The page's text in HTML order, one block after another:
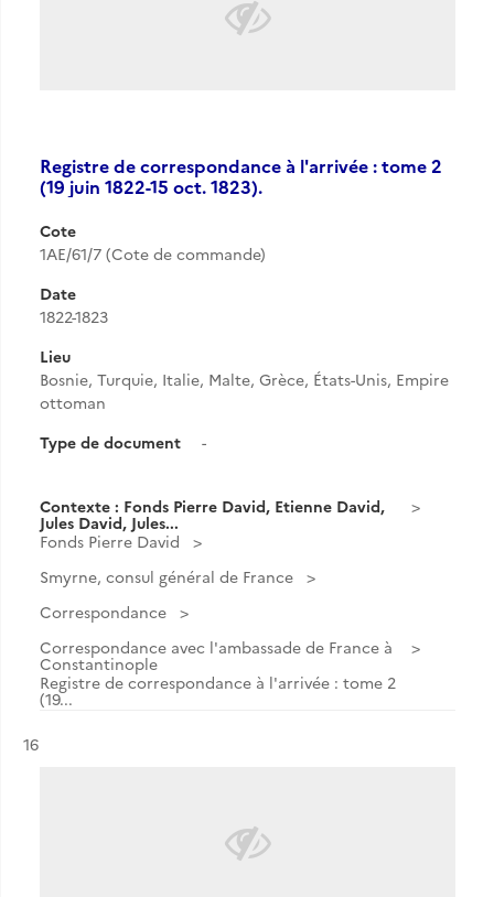
Registre de correspondance à l'arrivée : tome 2
(19 juin 1822-15 oct. 1823).
Cote
1AE/61/7 (Cote de commande)
Date
1822-1823
Lieu
Bosnie, Turquie, Italie, Malte, Grèce, États-Unis, Empire
ottoman
Type de document
-
Contexte : Fonds Pierre David, Etienne David,
Jules David, Jules...
Fonds Pierre David
Smyrne, consul général de France
Correspondance
Correspondance avec l'ambassade de France à
Constantinople
Registre de correspondance à l'arrivée : tome 2
(19...
Résultat n°
16